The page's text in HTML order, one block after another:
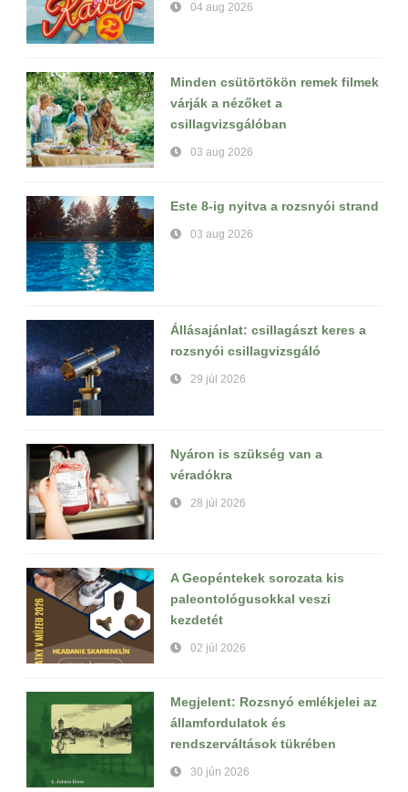
04 aug 2026
Minden csütörtökön remek filmek
várják a nézőket a
csillagvizsgálóban
03 aug 2026
Este 8-ig nyitva a rozsnyói strand
03 aug 2026
Állásajánlat: csillagászt keres a
rozsnyói csillagvizsgáló
29 júl 2026
Nyáron is szükség van a
véradókra
28 júl 2026
A Geopéntekek sorozata kis
paleontológusokkal veszi
kezdetét
02 júl 2026
Megjelent: Rozsnyó emlékjelei az
államfordulatok és
rendszerváltások tükrében
30 jún 2026